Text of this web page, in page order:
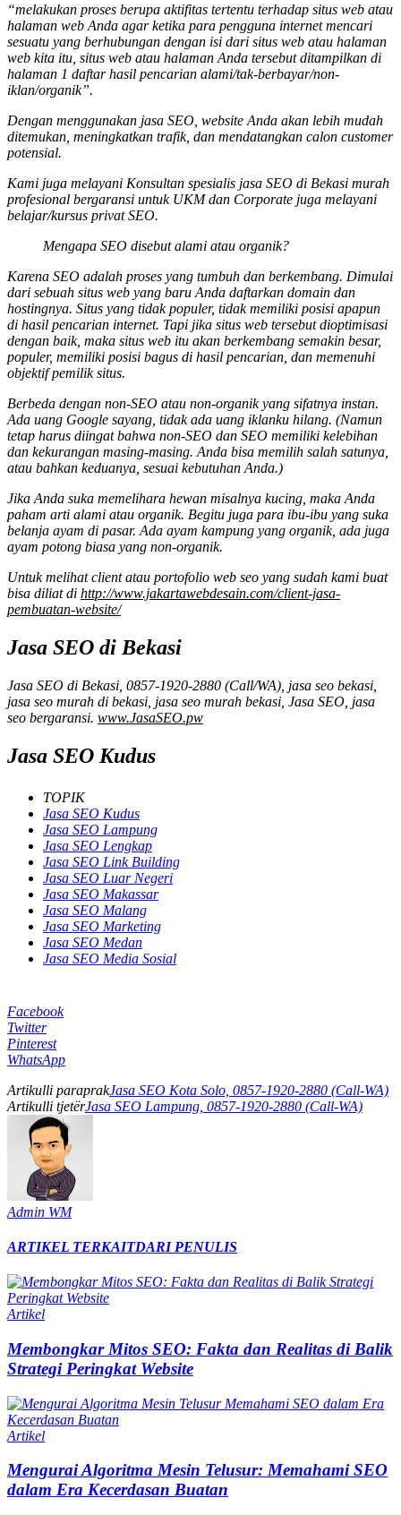
“melakukan proses berupa aktifitas tertentu terhadap situs web atau
halaman web Anda agar ketika para pengguna internet mencari
sesuatu yang berhubungan dengan isi dari situs web atau halaman
web kita itu, situs web atau halaman Anda tersebut ditampilkan di
halaman 1 daftar hasil pencarian alami/tak-berbayar/non-
iklan/organik”.
Dengan menggunakan jasa SEO, website Anda akan lebih mudah
ditemukan, meningkatkan trafik, dan mendatangkan calon customer
potensial.
Kami juga melayani Konsultan spesialis jasa SEO di Bekasi murah
profesional bergaransi untuk UKM dan Corporate juga melayani
belajar/kursus privat SEO.
Mengapa SEO disebut alami atau organik?
Karena SEO adalah proses yang tumbuh dan berkembang. Dimulai
dari sebuah situs web yang baru Anda daftarkan domain dan
hostingnya. Situs yang tidak populer, tidak memiliki posisi apapun
di hasil pencarian internet. Tapi jika situs web tersebut dioptimisasi
dengan baik, maka situs web itu akan berkembang semakin besar,
populer, memiliki posisi bagus di hasil pencarian, dan memenuhi
objektif pemilik situs.
Berbeda dengan non-SEO atau non-organik yang sifatnya instan.
Ada uang Google sayang, tidak ada uang iklanku hilang. (Namun
tetap harus diingat bahwa non-SEO dan SEO memiliki kelebihan
dan kekurangan masing-masing. Anda bisa memilih salah satunya,
atau bahkan keduanya, sesuai kebutuhan Anda.)
Jika Anda suka memelihara hewan misalnya kucing, maka Anda
paham arti alami atau organik. Begitu juga para ibu-ibu yang suka
belanja ayam di pasar. Ada ayam kampung yang organik, ada juga
ayam potong biasa yang non-organik.
Untuk melihat client atau portofolio web seo yang sudah kami buat
bisa diliat di http://www.jakartawebdesain.com/client-jasa-
pembuatan-website/
Jasa SEO di Bekasi
Jasa SEO di Bekasi, 0857-1920-2880 (Call/WA), jasa seo bekasi,
jasa seo murah di bekasi, jasa seo murah bekasi, Jasa SEO, jasa
seo bergaransi. www.JasaSEO.pw
Jasa SEO Kudus
TOPIK
Jasa SEO Kudus
Jasa SEO Lampung
Jasa SEO Lengkap
Jasa SEO Link Building
Jasa SEO Luar Negeri
Jasa SEO Makassar
Jasa SEO Malang
Jasa SEO Marketing
Jasa SEO Medan
Jasa SEO Media Sosial
Facebook
Twitter
Pinterest
WhatsApp
Artikulli paraprakJasa SEO Kota Solo, 0857-1920-2880 (Call-WA)
Artikulli tjetërJasa SEO Lampung, 0857-1920-2880 (Call-WA)
Admin WM
ARTIKEL TERKAITDARI PENULIS
Artikel
Membongkar Mitos SEO: Fakta dan Realitas di Balik
Strategi Peringkat Website
Artikel
Mengurai Algoritma Mesin Telusur: Memahami SEO
dalam Era Kecerdasan Buatan